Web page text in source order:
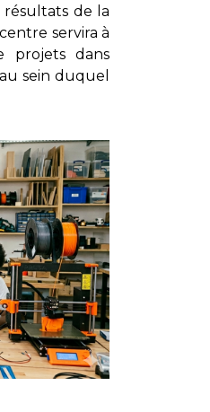
de la
servira à
projets dans
sein duquel